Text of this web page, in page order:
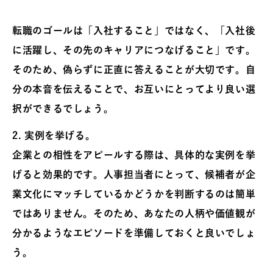
転職のゴールは「入社すること」ではなく、「入社後
に活躍し、その先のキャリアにつなげること」です。
そのため、偽らずに正直に答えることが大切です。自
分の本音を伝えることで、お互いにとってより良い選
択ができるでしょう。
2. 実例を挙げる。
企業との相性をアピールする際は、具体的な実例を挙
げると効果的です。人事担当者にとって、候補者が企
業文化にマッチしているかどうかを判断するのは簡単
ではありません。そのため、あなたの人柄や価値観が
分かるようなエピソードを準備しておくと良いでしょ
う。